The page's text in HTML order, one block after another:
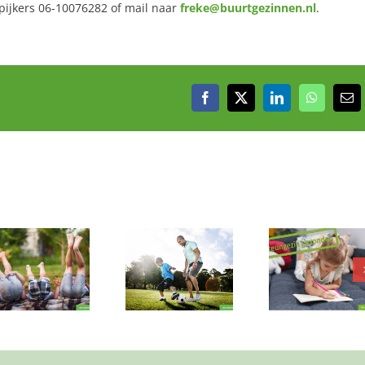
06-10076282 of mail naar freke@buurtgezinnen.nl.
Facebook
X LinkedIn
E-
Mag ik eventjes
bij jou?
Wie wil er
dansen en
kleuren met
deze gezellige
meid?
Mag
jullie een